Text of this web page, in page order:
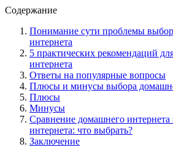
Содержание
Понимание сути проблемы
интернета
5 практических рекомендаций
интернета
Ответы на популярные вопросы
Плюсы и минусы выбора
Плюсы
Минусы
Сравнение домашнего
интернета: что выбрать?
Заключение